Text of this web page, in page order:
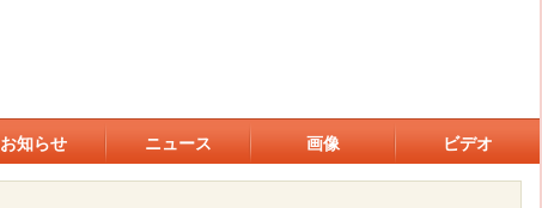
お知らせ ニュース 画像 ビデオ